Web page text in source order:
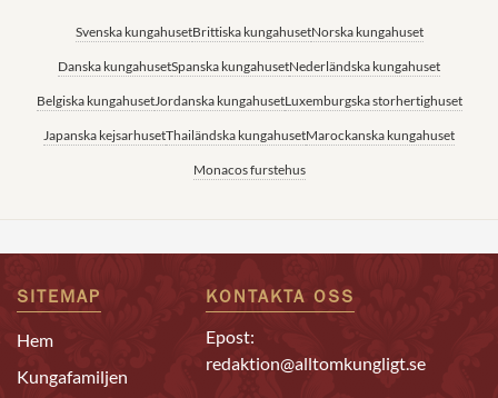
Svenska kungahusetBrittiska kungahusetNorska kungahuset
Danska kungahusetSpanska kungahusetNederländska kungahuset
Belgiska kungahusetJordanska kungahusetLuxemburgska storhertighuset
Japanska kejsarhusetThailändska kungahusetMarockanska kungahuset
Monacos furstehus
SITEMAP
Hem
Kungafamiljen
KONTAKTA OSS
Epost:
redaktion@alltomkungligt.se